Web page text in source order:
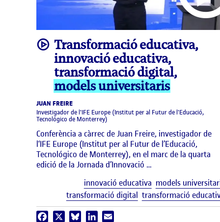
videoTransformació educativa,
innovació educativa,
transformació digital,
models universitaris
JUAN FREIRE
Investigador de l'IFE Europe (Institut per al Futur de l'Educació,
Tecnológico de Monterrey)
Conferència a càrrec de Juan Freire, investigador de
l‘IFE Europe (Institut per al Futur de l’Educació,
Tecnológico de Monterrey), en el marc de la quarta
edició de la Jornada d’Innovació …
innovació educativa models
transformació digital transformació
Facebook BlueskyLinkedIn